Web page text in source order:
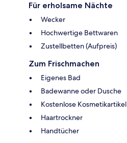
Für erholsame Nächte
Wecker
Hochwertige Bettwaren
Zustellbetten (Aufpreis)
Zum Frischmachen
Eigenes Bad
Badewanne oder Dusche
Kostenlose Kosmetikartikel
Haartrockner
Handtücher